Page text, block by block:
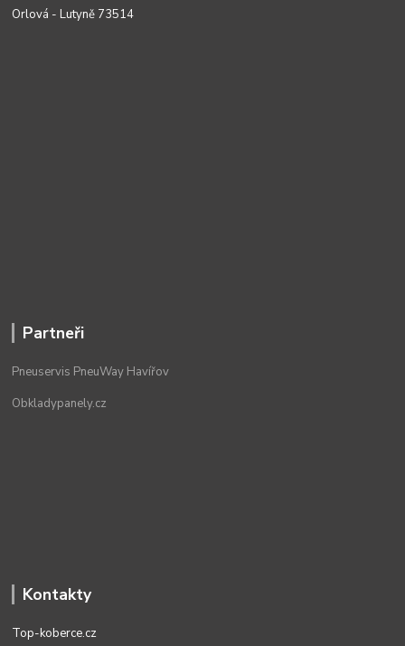
Orlová - Lutyně 73514
Partneři
Pneuservis PneuWay Havířov
Obkladypanely.cz
Kontakty
Top-koberce.cz